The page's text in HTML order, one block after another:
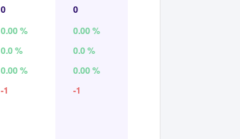
0
0
0.00 %
0.00 %
0.0 %
0.0 %
0.00 %
0.00 %
-1 -1